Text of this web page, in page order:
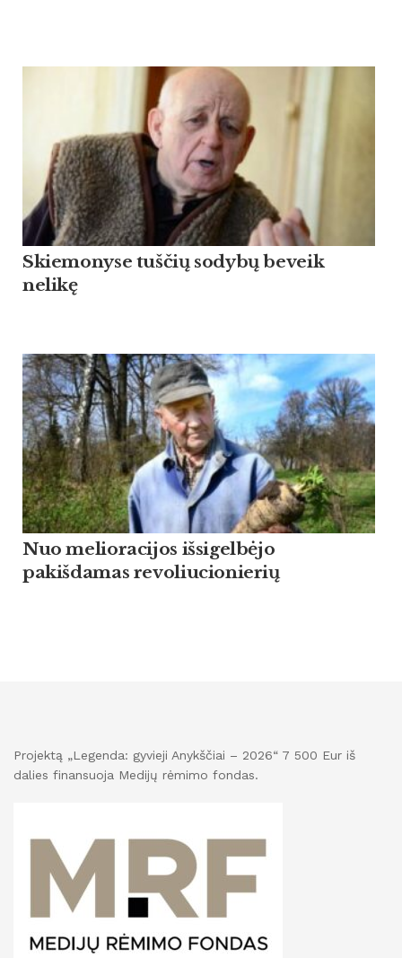
Skiemonyse tuščių sodybų beveik
nelikę
Nuo melioracijos išsigelbėjo
pakišdamas revoliucionierių
Projektą „Legenda: gyvieji Anykščiai – 2026“ 7 500 Eur iš
dalies finansuoja Medijų rėmimo fondas.